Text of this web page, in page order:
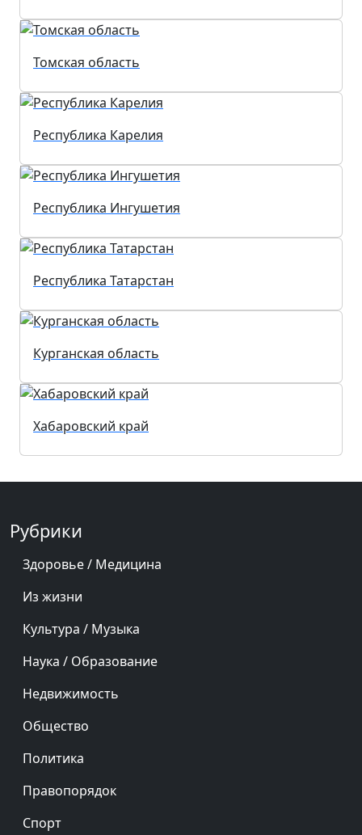
Томская область
Республика Карелия
Республика Ингушетия
Республика Татарстан
Курганская область
Хабаровский край
Рубрики
Здоровье / Медицина
Из жизни
Культура / Музыка
Наука / Образование
Недвижимость
Общество
Политика
Правопорядок
Спорт